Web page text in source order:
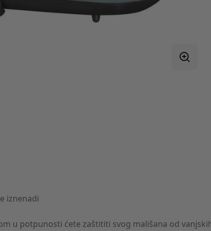
iznenadi
u potpunosti ćete zaštititi svog mališana od